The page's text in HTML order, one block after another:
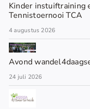
Kinder instuiftraining
Tennistoernooi TCA
4 augustus 2026
Avond
24 juli 2026